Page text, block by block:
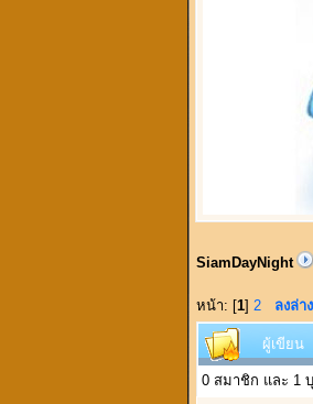
SiamDayNight
หน้า: [1] 2 ลงล่าง
ผู้เขียน
0 สมาชิก และ 1